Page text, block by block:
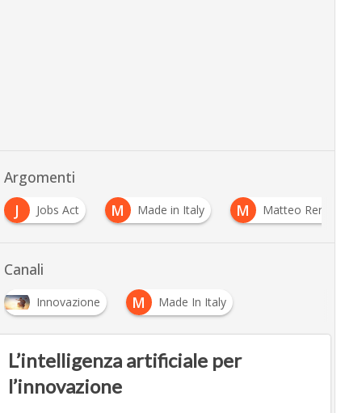
Argomenti
J Jobs Act M Made in Italy M Matteo Renzi
Canali
Innovazione M Made In Italy
L’intelligenza artificiale per
l’innovazione